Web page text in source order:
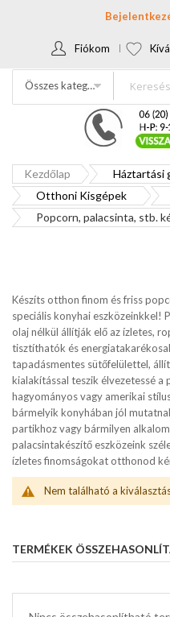
Fiókom
Összes kategória
Kezdőlap
Háztartási
Otthoni Kisgépek
Popcorn, palacsinta, stb.
Készíts otthon finom és friss
speciális konyhai eszközeinkkel!
olaj nélkül állítják elő az ízletes,
tisztíthatók és
tapadásmentes sütőfelülettel,
kialakítással teszik élvezetessé a
hagyományos vagy amerikai
bármelyik konyhában jól
partikhoz vagy bármilyen
palacsintakészítő eszközeink
ízletes finomságokat otthonod
Nem található a
TERMÉKEK